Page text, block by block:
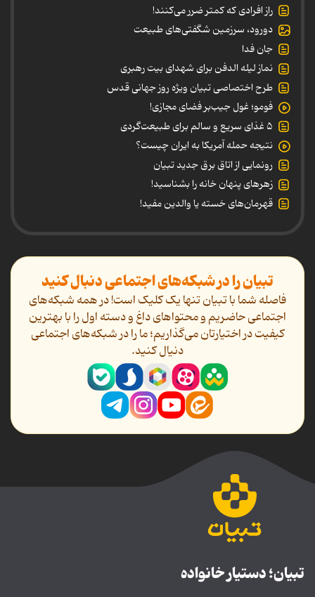
راز افرادی که کمتر ضرر می‌کنند!
دورود، سرزمین شگفتی‌های طبیعت
جان فدا
نماز لیله الدفن برای شهدای بیت رهبری
طرح اختصاصی تبیان ویژه روز جهانی قدس
فومو؛ غول جیب‌بر فضای مجازی!
۵ غذای سریع و سالم برای طبیعت‌گردی
نتیجه حمله آمریکا به ایران چیست؟
رونمایی از اتاق برق جدید تبیان
زهرهای پنهان خانه را بشناسید!
قهرمان‌های خسته یا والدین مفید!
تبیان را در شبکه‌های اجتماعی دنبال کنید
فاصله شما با تبیان تنها یک کلیک است! در همه شبکه‌های
اجتماعی حاضریم و محتواهای داغ و دسته اول را با بهترین
کیفیت در اختیارتان می‌گذاریم؛ ما را در شبکه‌های اجتماعی
دنیال کنید.
تبیان؛ دستیار خانواده